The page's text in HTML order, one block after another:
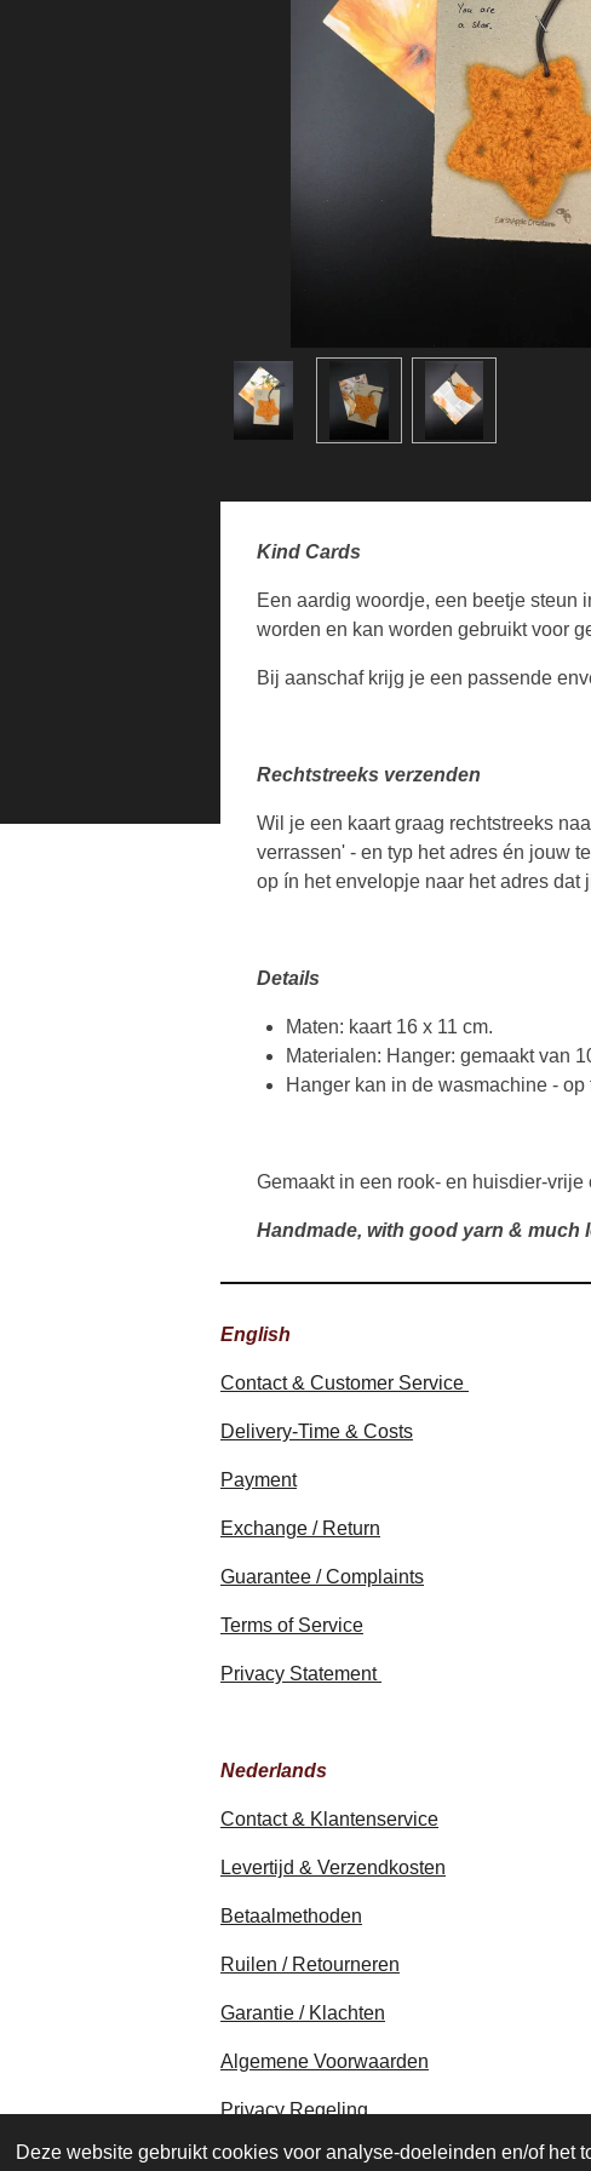
Deze website gebruikt cookies voor analyse-doeleinden en/of het
Kind Cards
Een aardig woordje, een beetje steun
worden en kan worden gebruikt voor
Bij aanschaf krijg je een passende
Rechtstreeks verzenden
Wil je een kaart graag rechtstreeks
verrassen' - en typ het adres én jouw
op ín het envelopje naar het adres dat
Details
Maten: kaart 16 x 11 cm.
Materialen: Hanger: gemaakt van
Hanger kan in de wasmachine -
Gemaakt in een rook- en huisdier-vrije
Handmade, with good yarn & much
English
Contact & Customer Service
Delivery-Time & Costs
Payment
Exchange / Return
Guarantee / Complaints
Terms of Service
Privacy Statement
Nederlands
Contact & Klantenservice
Levertijd & Verzendkosten
Betaalmethoden
Ruilen / Retourneren
Garantie / Klachten
Algemene Voorwaarden
Privacy Regeling